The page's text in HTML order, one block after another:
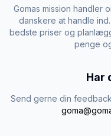
Gomas mission handler
danskere at handle
bedste priser og
penge
Har
Send gerne din